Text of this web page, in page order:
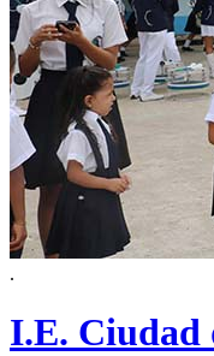
.
I.E. Ciudad